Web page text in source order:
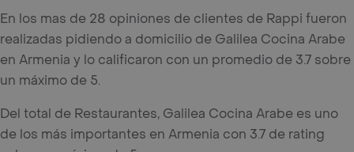
En los mas de 28 opiniones de clientes de Rappi fueron
realizadas pidiendo a domicilio de Galilea Cocina Arabe
en Armenia y lo calificaron con un promedio de 3.7 sobre
un máximo de 5.
Del total de Restaurantes, Galilea Cocina Arabe es uno
de los más importantes en Armenia con 3.7 de rating